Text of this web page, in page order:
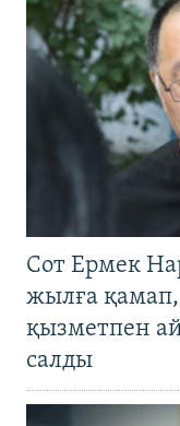
Сот Ермек
жылға
қызметпен
салды